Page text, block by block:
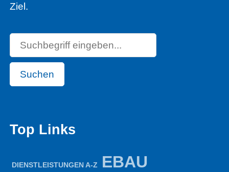
Ziel.
Suchen
Top Links
DIENSTLEISTUNGEN A-Z EBAU